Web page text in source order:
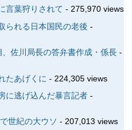
言葉狩りされて - 275,970 views
られる日本国民の老後 -
佐川局長の答弁書作成・係長-
たあげくに - 224,305 views
逃げ込んだ暴言記者-
世紀の大ウソ - 207,013 views